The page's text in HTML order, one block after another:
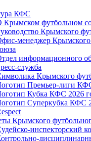
КФС
Крымском футбольном
Крымского
менеджер Крымского
информационного
служба
Крымского
Премьер-лиги
Кубка КФС 2026
Суперкубка КФС
Крымского
инспекторский